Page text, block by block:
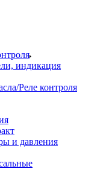
индикация
Реле контроля
и давления